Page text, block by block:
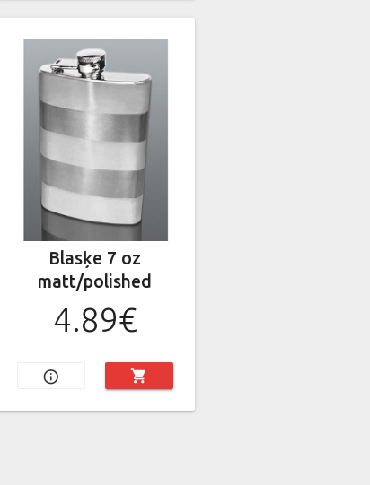
Blasķe 7 oz
matt/polished
4.89€
info_outline shopping_cart